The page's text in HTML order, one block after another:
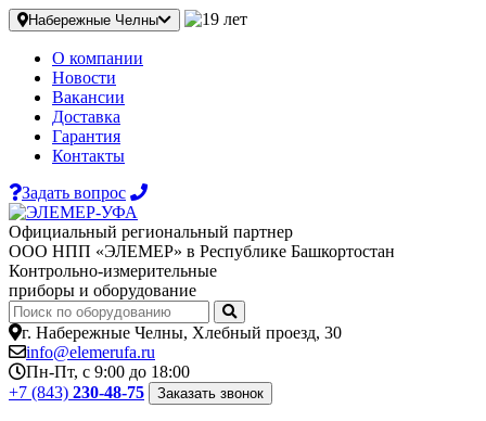
Набережные Челны
О компании
Новости
Вакансии
Доставка
Гарантия
Контакты
Задать вопрос
Официальный региональный партнер
ООО НПП «ЭЛЕМЕР» в Республике Башкортостан
Контрольно-измерительные
приборы и оборудование
г. Набережные Челны, Хлебный проезд, 30
info@elemerufa.ru
Пн-Пт, с 9:00 до 18:00
+7 (843) 230-48-75 Заказать звонок